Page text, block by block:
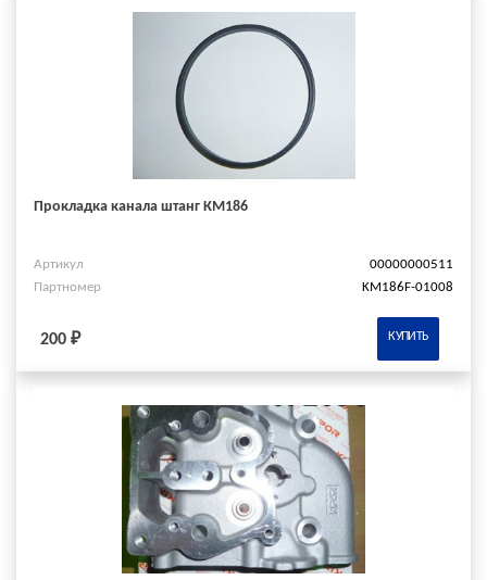
Прокладка канала штанг КМ186
Артикул
00000000511
Партномер
KM186F-01008
200 ₽ КУПИТЬ